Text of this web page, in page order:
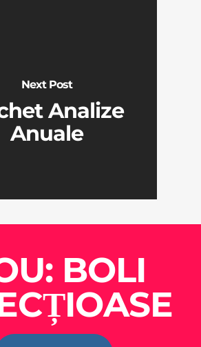
Next Post
Analize
Anuale
BOLI